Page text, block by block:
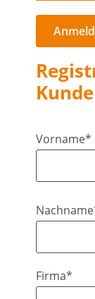
Vorname*
Firma*